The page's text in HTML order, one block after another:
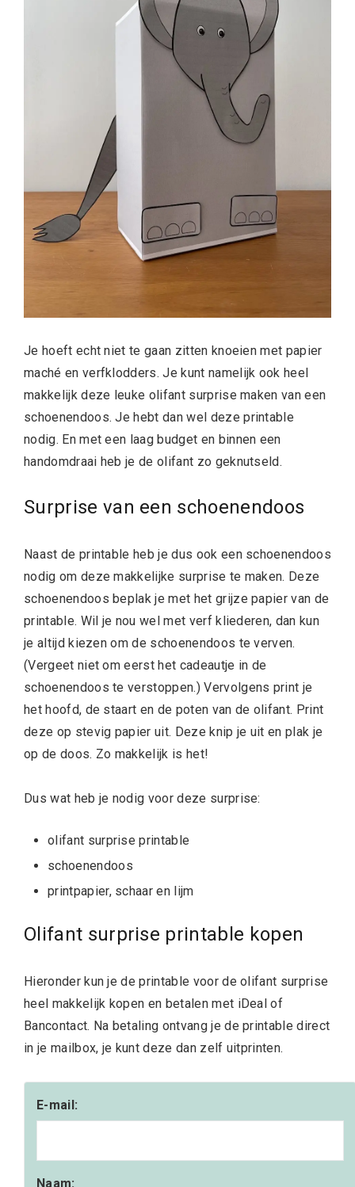
Je hoeft echt niet te gaan zitten knoeien met papier
maché en verfklodders. Je kunt namelijk ook heel
makkelijk deze leuke olifant surprise maken van een
schoenendoos. Je hebt dan wel deze printable
nodig. En met een laag budget en binnen een
handomdraai heb je de olifant zo geknutseld.
Surprise van een schoenendoos
Naast de printable heb je dus ook een schoenendoos
nodig om deze makkelijke surprise te maken. Deze
schoenendoos beplak je met het grijze papier van de
printable. Wil je nou wel met verf kliederen, dan kun
je altijd kiezen om de schoenendoos te verven.
(Vergeet niet om eerst het cadeautje in de
schoenendoos te verstoppen.) Vervolgens print je
het hoofd, de staart en de poten van de olifant. Print
deze op stevig papier uit. Deze knip je uit en plak je
op de doos. Zo makkelijk is het!
Dus wat heb je nodig voor deze surprise:
olifant surprise printable
schoenendoos
printpapier, schaar en lijm
Olifant surprise printable kopen
Hieronder kun je de printable voor de olifant surprise
heel makkelijk kopen en betalen met iDeal of
Bancontact. Na betaling ontvang je de printable direct
in je mailbox, je kunt deze dan zelf uitprinten.
E-mail:
Naam: